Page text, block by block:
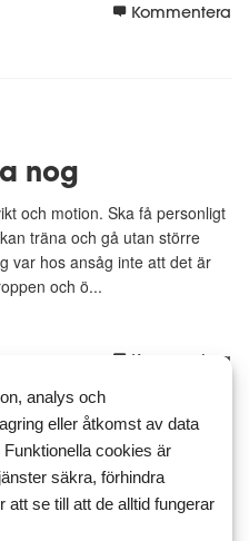
Kommentera
nog
och motion. Ska få personligt
träna och gå utan större
var hos ansåg inte att det är
och ö...
Kommentera
analys och
eller åtkomst av data
cookies är
säkra, förhindra
se till att de alltid fungerar